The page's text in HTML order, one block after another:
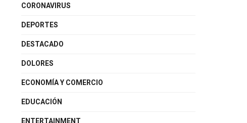
CORONAVIRUS
DEPORTES
DESTACADO
DOLORES
ECONOMÍA Y COMERCIO
EDUCACIÓN